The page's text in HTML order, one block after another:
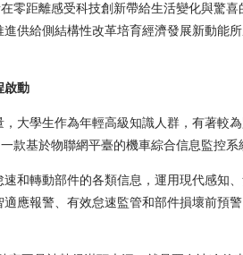
距離感受科技創新帶給生活變化與驚喜
供給側結構性改革培育經濟發展新動能
動
學生作為年輕高級知識人群，有著較
款基於物聯網平臺的機車綜合信息監控系
轉動部件的各類信息，運用現代感知、
應報警、有效怠速監管和部件損壞前預